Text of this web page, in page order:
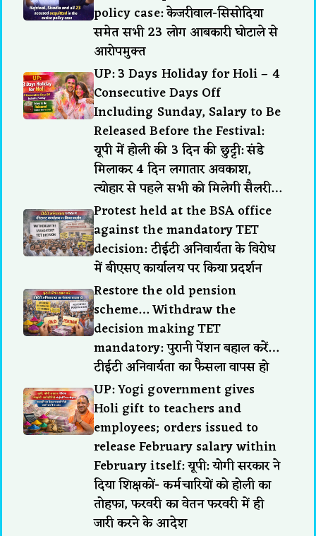
policy case: केजरीवाल-सिसोदिया
समेत सभी 23 लोग आबकारी घोटाले से
आरोपमुक्त
UP: 3 Days Holiday for Holi – 4
Consecutive Days Off
Including Sunday, Salary to Be
Released Before the Festival:
यूपी में होली की 3 दिन की छुट्टी: संडे
मिलाकर 4 दिन लगातार अवकाश,
त्योहार से पहले सभी को मिलेगी सैलरी…
Protest held at the BSA office
against the mandatory TET
decision: टीईटी अनिवार्यता के विरोध
में बीएसए कार्यालय पर किया प्रदर्शन
Restore the old pension
scheme… Withdraw the
decision making TET
mandatory: पुरानी पेंशन बहाल करें…
टीईटी अनिवार्यता का फैसला वापस हो
UP: Yogi government gives
Holi gift to teachers and
employees; orders issued to
release February salary within
February itself: यूपी: योगी सरकार ने
दिया शिक्षकों- कर्मचारियों को होली का
तोहफा, फरवरी का वेतन फरवरी में ही
जारी करने के आदेश